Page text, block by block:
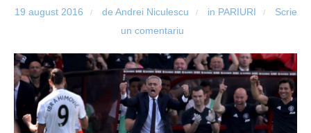
19 august 2016 / de Andrei Niculescu / in PARIURI /
Scrie
un comentariu